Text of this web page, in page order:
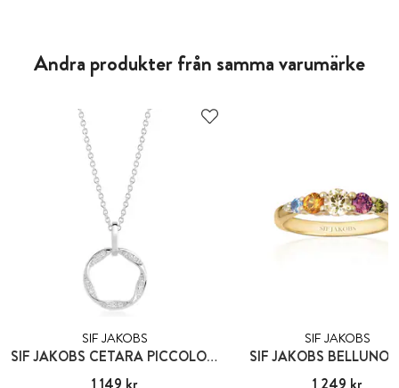
Andra produkter från samma varumärke
SIF JAKOBS
SIF JAKOBS CETARA PICCOLO PENDANT
SIF JAKOBS
SIF JAKOBS BELLUNO